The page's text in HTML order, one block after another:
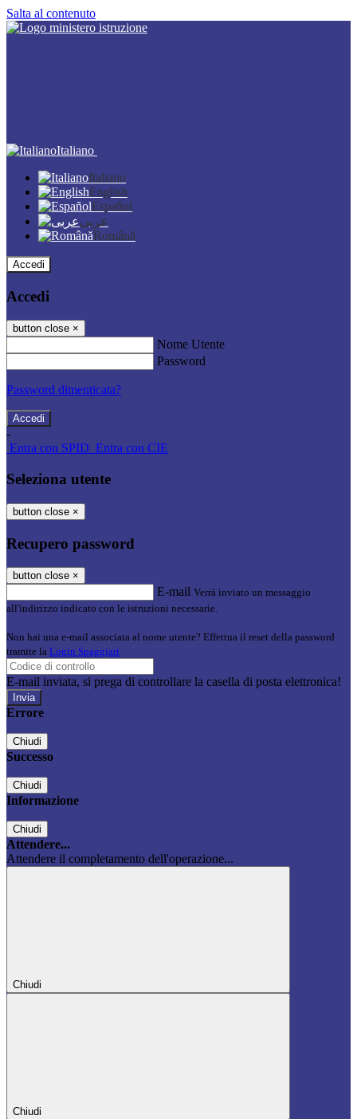
Salta al contenuto
Italiano
Italiano
English
Español
عربى
Română
Accedi
Accedi
button close ×
Nome Utente
Password
Password dimenticata?
-
Entra con SPID Entra con CIE
Seleziona utente
button close ×
Recupero password
button close ×
E-mail Verrà inviato un messaggio
all'indirizzo indicato con le istruzioni necessarie.
Non hai una e-mail associata al nome utente? Effettua il reset della password
tramite la Login Spaggiari
E-mail inviata, si prega di controllare la casella di posta elettronica!
Errore
Chiudi
Successo
Chiudi
Informazione
Chiudi
Attendere...
Attendere il completamento dell'operazione...
Chiudi
Chiudi